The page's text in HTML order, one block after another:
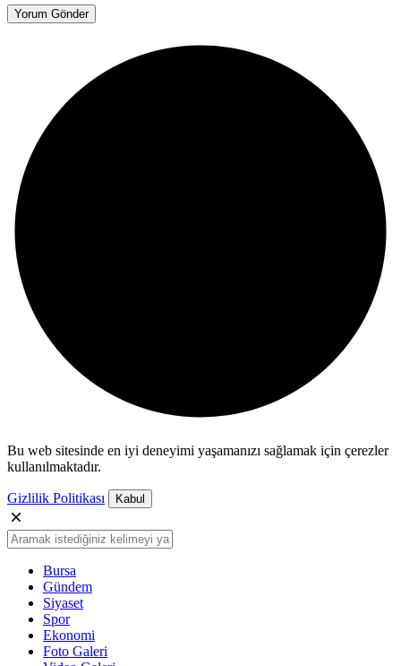
Yorum Gönder
Bu web sitesinde en iyi deneyimi yaşamanızı sağlamak için çerezler
kullanılmaktadır.
Gizlilik Politikası Kabul
Bursa
Gündem
Siyaset
Spor
Ekonomi
Foto Galeri